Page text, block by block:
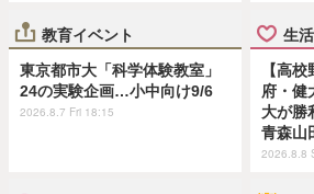
教育イベント
東京都市大「科学体験教室」
24の実験企画…小中向け9/6
2026.8.7 Fri 18:15
生
【高
府・健
大が勝
青森山
2026.8.8